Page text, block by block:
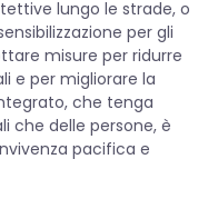
lungo le strade, o
per gli
misure per ridurre
e per migliorare la
che tenga
che delle persone, è
pacifica e